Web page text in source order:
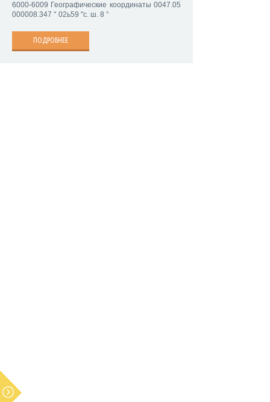
6000-6009 Географические координаты 0047.05
000008.347 ° 02ь59 "с. ш. 8 °
ПОДРОБНЕЕ